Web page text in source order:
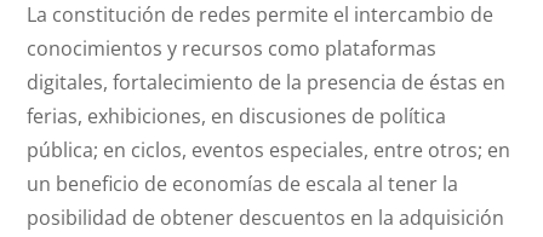
La constitución de redes permite el intercambio de
conocimientos y recursos como plataformas
digitales, fortalecimiento de la presencia de éstas en
ferias, exhibiciones, en discusiones de política
pública; en ciclos, eventos especiales, entre otros; en
un beneficio de economías de escala al tener la
posibilidad de obtener descuentos en la adquisición